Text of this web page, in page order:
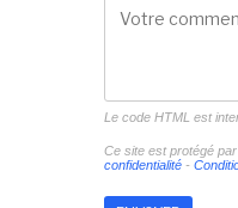
Le code HTML est
Ce site est protégé
confidentialité-